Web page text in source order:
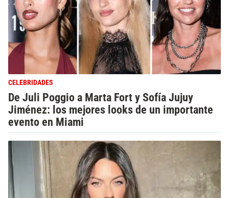
CELEBRIDADES
De Juli Poggio a Marta Fort y Sofía Jujuy
Jiménez: los mejores looks de un importante
evento en Miami